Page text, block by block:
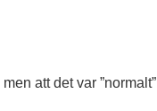
att det var ”normalt”